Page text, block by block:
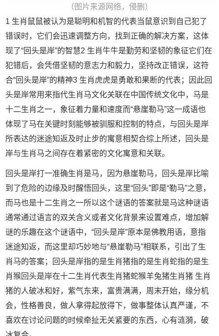
（图片来源网络，侵删）
1 生肖鼠鼠被认为是聪明和机智的代表当鼠意识到自己犯了
错误时，它们会迅速调整方向，找到正确的解决方案，这体
现了“回头是岸”的智慧2 生肖牛牛是勤劳和坚韧的象征它们在
犯错后，会凭借坚韧的意志力和毅力，坚持改正错误，这符
合“回头是岸”的精神3 生肖虎虎是勇敢和果断的代表；因此回
头是岸常用来指代生肖马文化关联在中国传统文化中，马是
十二生肖之一，象征着力量和速度而“悬崖勒马”这一成语也
体现了马在关键时刻能够被驯服和控制的特点，与回头是岸
所表达的迷途知返及时止步的寓意相契合综上所述，回头是
岸与生肖马之间存在着紧密的文化寓意和关联。
回头是岸打一准确生肖是马，因为悬崖勒马，回头是岸比喻
到了危险的边缘及时醒悟回头，这里“回头”即是“勒马”之意，
而马也是十二生肖之一所以这个谜语的答案就是马这种谜语
通常通过语言的双关含义或者文化背景来设置难点，增加解
谜的乐趣在这个谜语中，“回头是岸”原本是佛教用语，意指
迷途知返，而这里却巧妙地与“悬崖勒马”相联系，引出了生
肖马的答案；回头是岸指的是生肖猪指的是生肖蛇指的是生
肖猴回头是岸在十二生肖代表生肖猪蛇猴羊兔猪生肖猪 生肖
猪的人破冰和好，紫气东来，富贵满满，周末开始，缘分机
会，性格善良，做人拿得起放得下，做事整体认真严谨，不
喜欢在讨论问题的时候牵扯无关紧要的东西，心有涟漪，破